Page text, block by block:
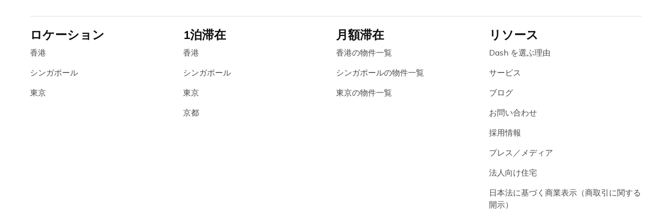
ロケーション
香港
シンガポール
東京
1泊滞在
香港
シンガポール
東京
京都
月額滞在
香港の物件一覧
シンガポールの物件一覧
東京の物件一覧
リソース
Dash を選ぶ理由
サービス
ブログ
お問い合わせ
採用情報
プレス／メディア
法人向け住宅
日本法に基づく商業表示（商取引に関する
開示）